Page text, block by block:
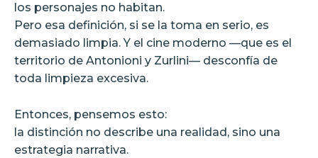
los personajes no habitan.
Pero esa definición, si se la toma en serio, es
demasiado limpia. Y el cine moderno —que es el
territorio de Antonioni y Zurlini— desconfía de
toda limpieza excesiva.
Entonces, pensemos esto:
la distinción no describe una realidad, sino una
estrategia narrativa.